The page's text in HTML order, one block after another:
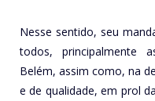
Nesse sentido, seu
todos, principalmente
Belém, assim como, na
e de qualidade, em prol